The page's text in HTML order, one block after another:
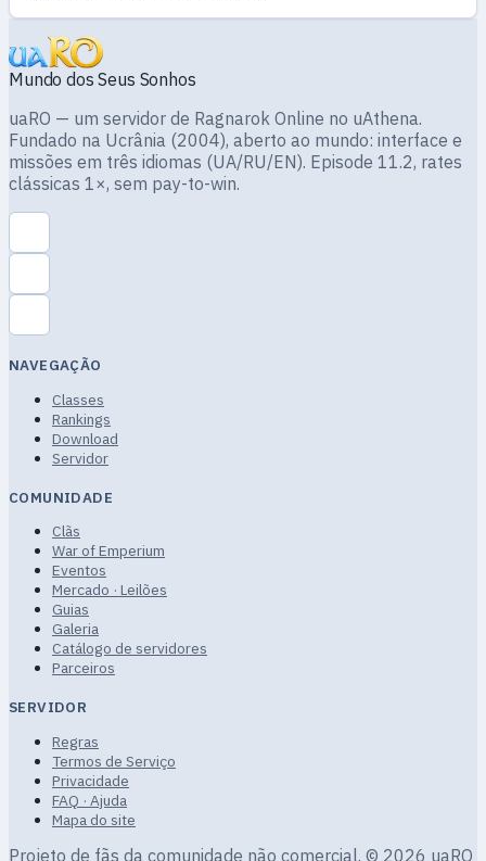
Mundo dos Seus Sonhos
uaRO — um servidor de Ragnarok Online no uAthena.
Fundado na Ucrânia (2004), aberto ao mundo: interface e
missões em três idiomas (UA/RU/EN). Episode 11.2, rates
clássicas 1×, sem pay-to-win.
NAVEGAÇÃO
Classes
Rankings
Download
Servidor
COMUNIDADE
Clãs
War of Emperium
Eventos
Mercado · Leilões
Guias
Galeria
Catálogo de servidores
Parceiros
SERVIDOR
Regras
Termos de Serviço
Privacidade
FAQ · Ajuda
Mapa do site
Projeto de fãs da comunidade não comercial. © 2026 uaRO